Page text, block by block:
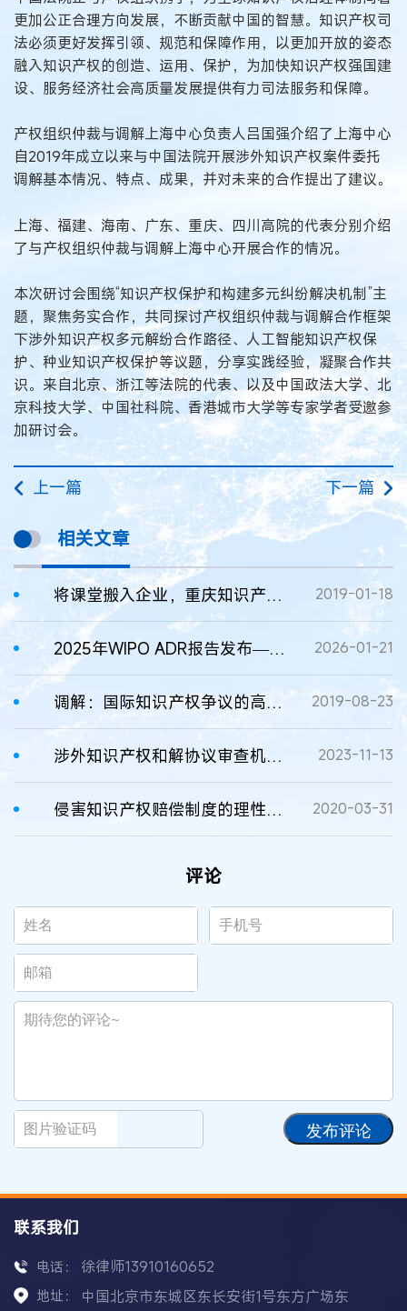
更加公正合理方向发展，不断贡献中国的智慧。知识产权司
法必须更好发挥引领、规范和保障作用，以更加开放的姿态
融入知识产权的创造、运用、保护，为加快知识产权强国建
设、服务经济社会高质量发展提供有力司法服务和保障。
产权组织仲裁与调解上海中心负责人吕国强介绍了上海中心
自2019年成立以来与中国法院开展涉外知识产权案件委托
调解基本情况、特点、成果，并对未来的合作提出了建议。
上海、福建、海南、广东、重庆、四川高院的代表分别介绍
了与产权组织仲裁与调解上海中心开展合作的情况。
本次研讨会围绕“知识产权保护和构建多元纠纷解决机制”主
题，聚焦务实合作，共同探讨产权组织仲裁与调解合作框架
下涉外知识产权多元解纷合作路径、人工智能知识产权保
护、种业知识产权保护等议题，分享实践经验，凝聚合作共
识。来自北京、浙江等法院的代表、以及中国政法大学、北
京科技大学、中国社科院、香港城市大学等专家学者受邀参
加研讨会。
上一篇 下一篇
相关文章
将课堂搬入企业，重庆知识产权学院探索人才培养新路径 2019-01-18
2025年WIPO ADR报告发布——WIPO知识产权替代性争议解决服务需求和域名案件数量均创历史新高 2026-01-21
调解：国际知识产权争议的高效解决途径 2019-08-23
涉外知识产权和解协议审查机制的完善 2023-11-13
侵害知识产权赔偿制度的理性反思与路径探索 2020-03-31
评论
发布评论
联系我们
电话： 徐律师13910160652
地址：
中国北京市东城区东长安街1号东方广场东